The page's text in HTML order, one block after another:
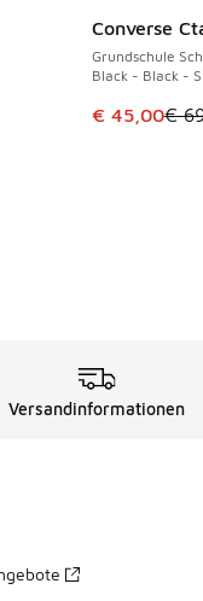
Preis ist von €
Converse
Grundschule
Black - Black -
Dieser
€ 45,00€
SPARE 24 €
Versandinformationen